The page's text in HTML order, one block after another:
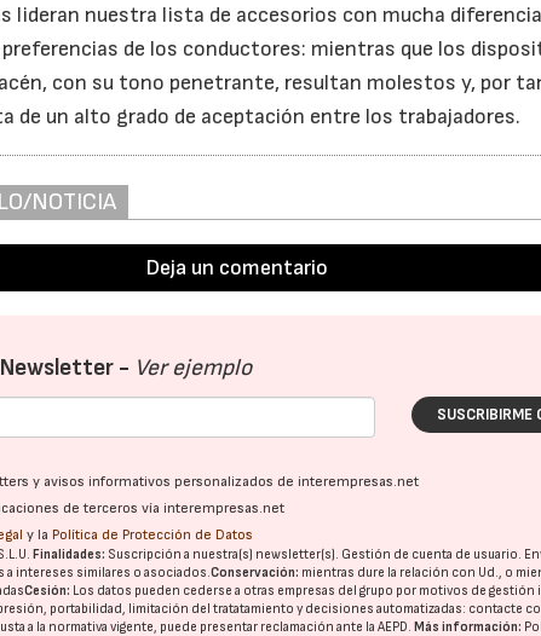
lideran nuestra lista de accesorios con mucha
de los conductores: mientras que los
con su tono penetrante, resultan molestos y, por
de un alto grado de aceptación entre los trabajadores.
NOTICIA
Deja un comentario
- Ver ejemplo
SUSCRIBIRME
y avisos informativos personalizados de interempresas.net
de terceros vía interempresas.net
y la Política de Protección de Datos
Finalidades: Suscripción a nuestra(s) newsletter(s). Gestión de cuenta de usuario.
a intereses similares o asociados.Conservación: mientras dure la relación con Ud., o
Cesión: Los datos pueden cederse a otras empresas del grupo por motivos de gestión
portabilidad, limitación del tratatamiento y decisiones automatizadas: contacte
a la normativa vigente, puede presentar reclamación ante laAEPD.Más información: